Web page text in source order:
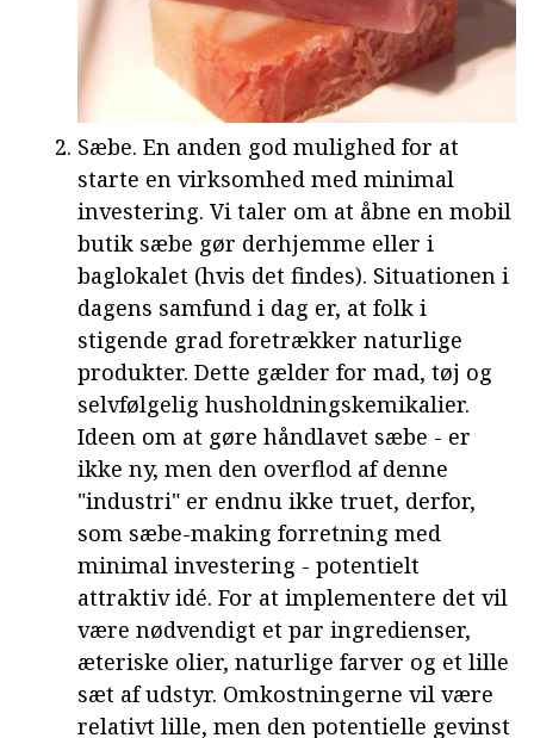
Sæbe. En anden god mulighed for at
starte en virksomhed med minimal
investering. Vi taler om at åbne en mobil
butik sæbe gør derhjemme eller i
baglokalet (hvis det findes). Situationen i
dagens samfund i dag er, at folk i
stigende grad foretrækker naturlige
produkter. Dette gælder for mad, tøj og
selvfølgelig husholdningskemikalier.
Ideen om at gøre håndlavet sæbe - er
ikke ny, men den overflod af denne
"industri" er endnu ikke truet, derfor,
som sæbe-making forretning med
minimal investering - potentielt
attraktiv idé. For at implementere det vil
være nødvendigt et par ingredienser,
æteriske olier, naturlige farver og et lille
sæt af udstyr. Omkostningerne vil være
relativt lille, men den potentielle gevinst